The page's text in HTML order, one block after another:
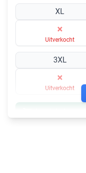
XL
×
Uitverkocht
3XL
×
Uitverkocht